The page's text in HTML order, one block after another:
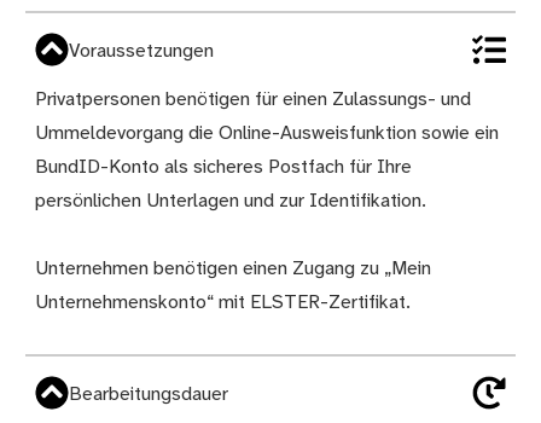
Voraussetzungen
Privatpersonen benötigen für einen Zulassungs- und
Ummeldevorgang dieOnline-Ausweisfunktion sowie ein
BundID-Konto als sicheres Postfach für Ihre
persönlichen Unterlagen und zur Identifikation.
Unternehmen benötigen einen Zugang zu „Mein
Unternehmenskonto“ mit ELSTER-Zertifikat.
Bearbeitungsdauer